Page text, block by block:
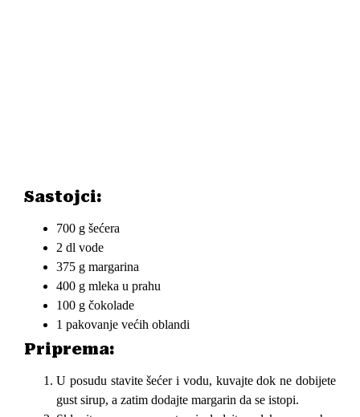
Sastojci:
700 g šećera
2 dl vode
375 g margarina
400 g mleka u prahu
100 g čokolade
1 pakovanje većih oblandi
Priprema:
U posudu stavite šećer i vodu, kuvajte dok ne dobijete
gust sirup, a zatim dodajte margarin da se istopi.